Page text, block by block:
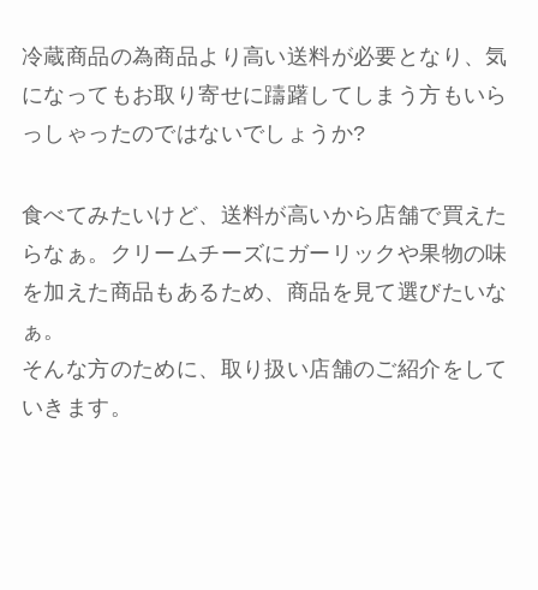
冷蔵商品の為商品より高い送料が必要となり、気
になってもお取り寄せに躊躇してしまう方もいら
っしゃったのではないでしょうか?
食べてみたいけど、送料が高いから店舗で買えた
らなぁ。クリームチーズにガーリックや果物の味
を加えた商品もあるため、商品を見て選びたいな
ぁ。
そんな方のために、取り扱い店舗のご紹介をして
いきます。